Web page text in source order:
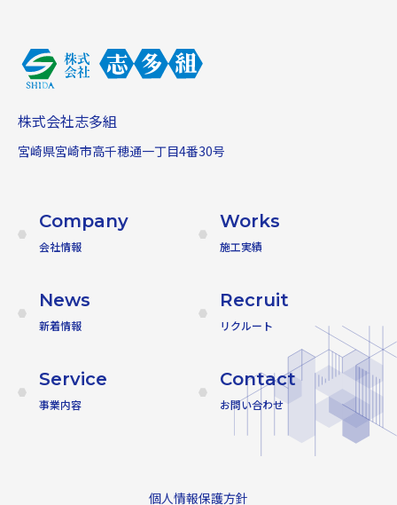
株式会社志多組
宮崎県宮崎市高千穂通一丁目4番30号
Company
会社情報
Works
施工実績
News
新着情報
Recruit
リクルート
Service
事業内容
Contact
お問い合わせ
個人情報保護方針